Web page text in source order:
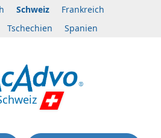
Schweiz
Frankreich
Tschechien Spanien